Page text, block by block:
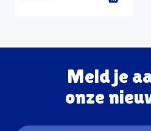
Meld je
onze